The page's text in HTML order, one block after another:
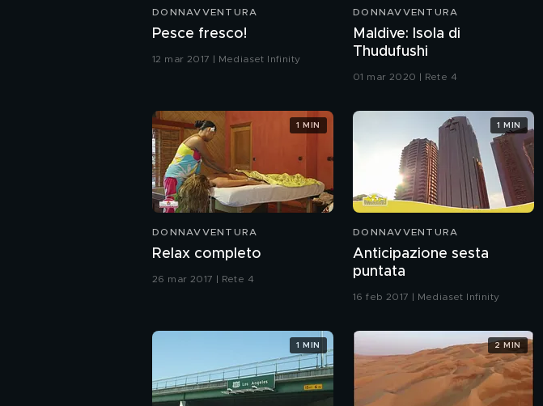
DONNAVVENTURA
Pesce fresco!
12 mar 2017 | Mediaset Infinity
DONNAVVENTURA
Maldive: Isola di
Thudufushi
01 mar 2020 | Rete 4
DONNAVVENTURA
Relax completo
26 mar 2017 | Rete 4
1 MIN
DONNAVVENTURA
Anticipazione sesta
puntata
16 feb 2017 | Mediaset Infinity
1 MIN
1 MIN 2 MIN